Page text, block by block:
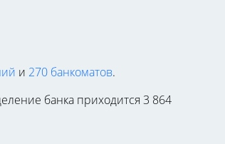
и 270 банкоматов.
банка приходится 3 864